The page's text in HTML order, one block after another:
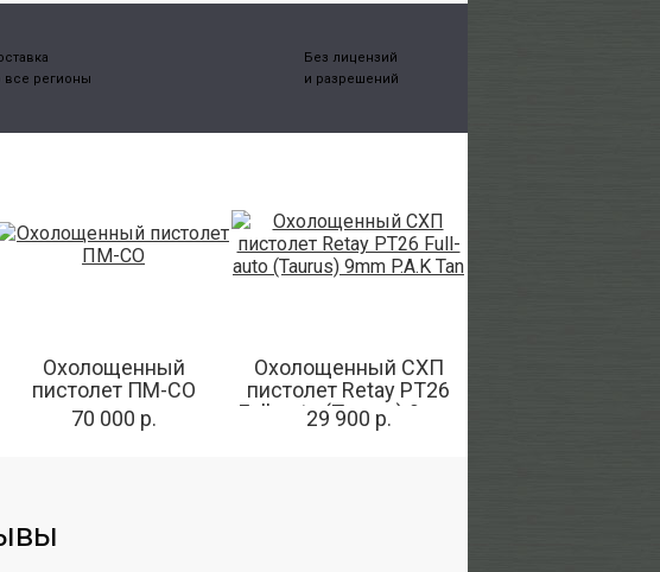
все регионы
Без лицензий
и разрешений
Охолощенный
пистолет ПМ-СО
70 000 р.
Охолощенный СХП
пистолет Retay PT26
Full-auto (Taurus) 9mm
P.A.K Tan
29 900 р.